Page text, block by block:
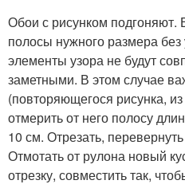
Обои с рисунком подгоняют.
полосы нужного размера без
элементы узора не будут
заметными. В этом случае
(повторяющегося рисунка, из
отмерить от него полосу
10 см. Отрезать,
Отмотать от рулона новый
отрезку, совместить так,